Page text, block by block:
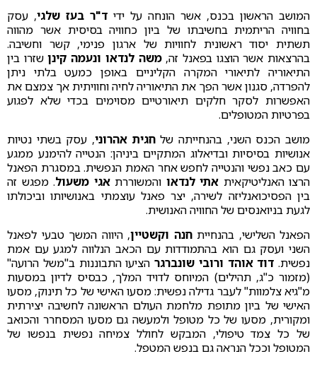
המושב הראשון בכנס, אשר הונחה על ידי ד"ר בעז שלגי, עסק
בחוויה הריתמית בחשיבתו של ביון כחוויה בסיסית אשר מהווה
תשתית יסוד ראשונית לחוויות של ארגון פנימי, קשר וחשיבה.
בהרצאות אשר הוצגו בפאנל זה,משה לנדאו ונעמה קינןשזרו בין
התיאוריה לתיאורי המקרה הקליניים באופן כמעט בלתי ניתן
להפרדה, סגנון אשר הפך את התיאוריה לחיה וחוויתית אך צמצם את
האפשרות לסקר חלקים תיאורטיים מסוימים בכדי שלא לפגוע
בפרטיות המטופלים.
מושב הכנס השני, בהנחייתה שלחגית אהרוני, עסק בשתי נטיות
אנושיות בסיסיות ובדיאלוג המתקיים ביניהן: הנטייה להימנע ממגע
עם כאב נפשי והנטייה לחפש אחר האמת הנפשית. במסגרת הפאנל
הרצו האנליטיקאית אתי לנדאו והמשוררתאגי משעול. מפגש זה
בין הפסיכואנליזה לשירה, יצר פאנל עוצמתי באנושיותו וביכולתו
לגעת בניואנסים של החוויה האנושית.
הפאנל השלישי, בהנחייתחנה וקשטיין, היווה המשך טבעי לפאנל
השני ועסק גם הוא בהתמודדות עם הכאב הנלווה למגע עם אמת
נפשית. דוד אוהד ורובי שונברגר הציעו התבוננות ב"משל הרועה"
(מזמור כ"ג, תהילים) המיוחס לדויד המלך, כבסיס לדיון במסעות
מ"גיא צלמוות" לעבר גדילה נפשית: מסעו האישי של כל תינוק, מסעו
האישי של ביון מתופת מלחמת העולם הראשונה לחשיבה יצירתית
ומקורית, מסעו של כל מטופל ולמעשה גם מסעו המסחרר והכואב
של כל צמד טיפולי, המבקש לחולל צמיחה נפשית בנפשו של
המטופל וככל הנראה גם בנפש המטפל.